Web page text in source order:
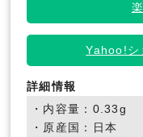
Yahoo!シ
詳細情報
・内容量：0.33g
・原産国：日本